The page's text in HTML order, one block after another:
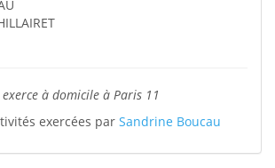
à domicile à Paris 11
exercées par Sandrine Boucau